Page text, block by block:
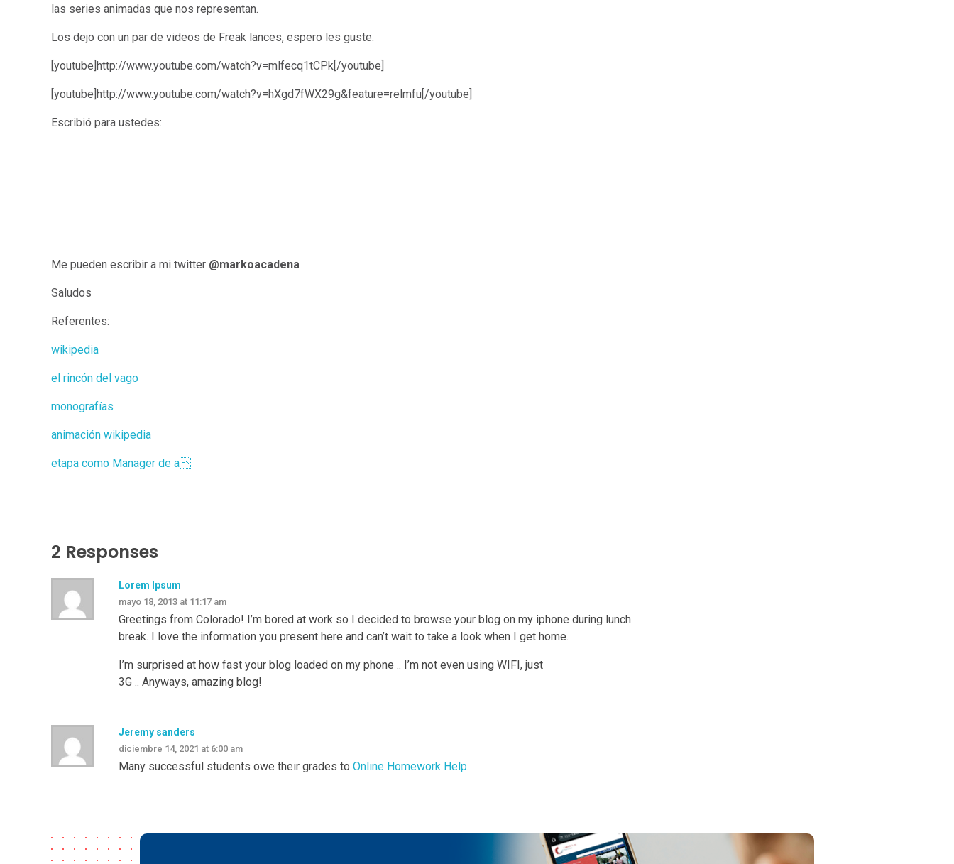
las series animadas que nos representan.
Los dejo con un par de videos de Freak lances, espero les guste.
[youtube]http://www.youtube.com/watch?v=mlfecq1tCPk[/youtube]
[youtube]http://www.youtube.com/watch?v=hXgd7fWX29g&feature=relmfu[/youtube]
Escribió para ustedes:
Me pueden escribir a mi twitter @markoacadena
Saludos
Referentes:
wikipedia
el rincón del vago
monografías
animación wikipedia
etapa como Manager de a
2 Responses
Lorem Ipsum
mayo 18, 2013 at 11:17 am
Greetings from Colorado! I’m bored at work so I decided to browse your blog on my iphone during lunch
break. I love the information you present here and can’t wait to take a look when I get home.
I’m surprised at how fast your blog loaded on my phone .. I’m not even using WIFI, just
3G .. Anyways, amazing blog!
Jeremy sanders
diciembre 14, 2021 at 6:00 am
Many successful students owe their grades to Online Homework Help.